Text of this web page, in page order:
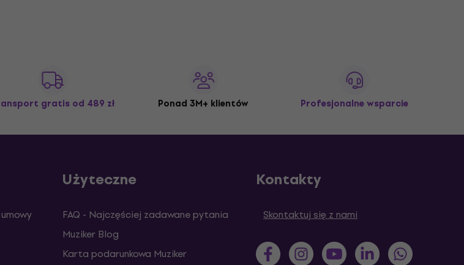
gratis od 489 zł Ponad 3M+ klientów Profesjonalne wsparcie
Użyteczne
FAQ - Najczęściej zadawane pytania
Muziker Blog
Karta podarunkowa Muziker
Kontakty
Skontaktuj się z nami